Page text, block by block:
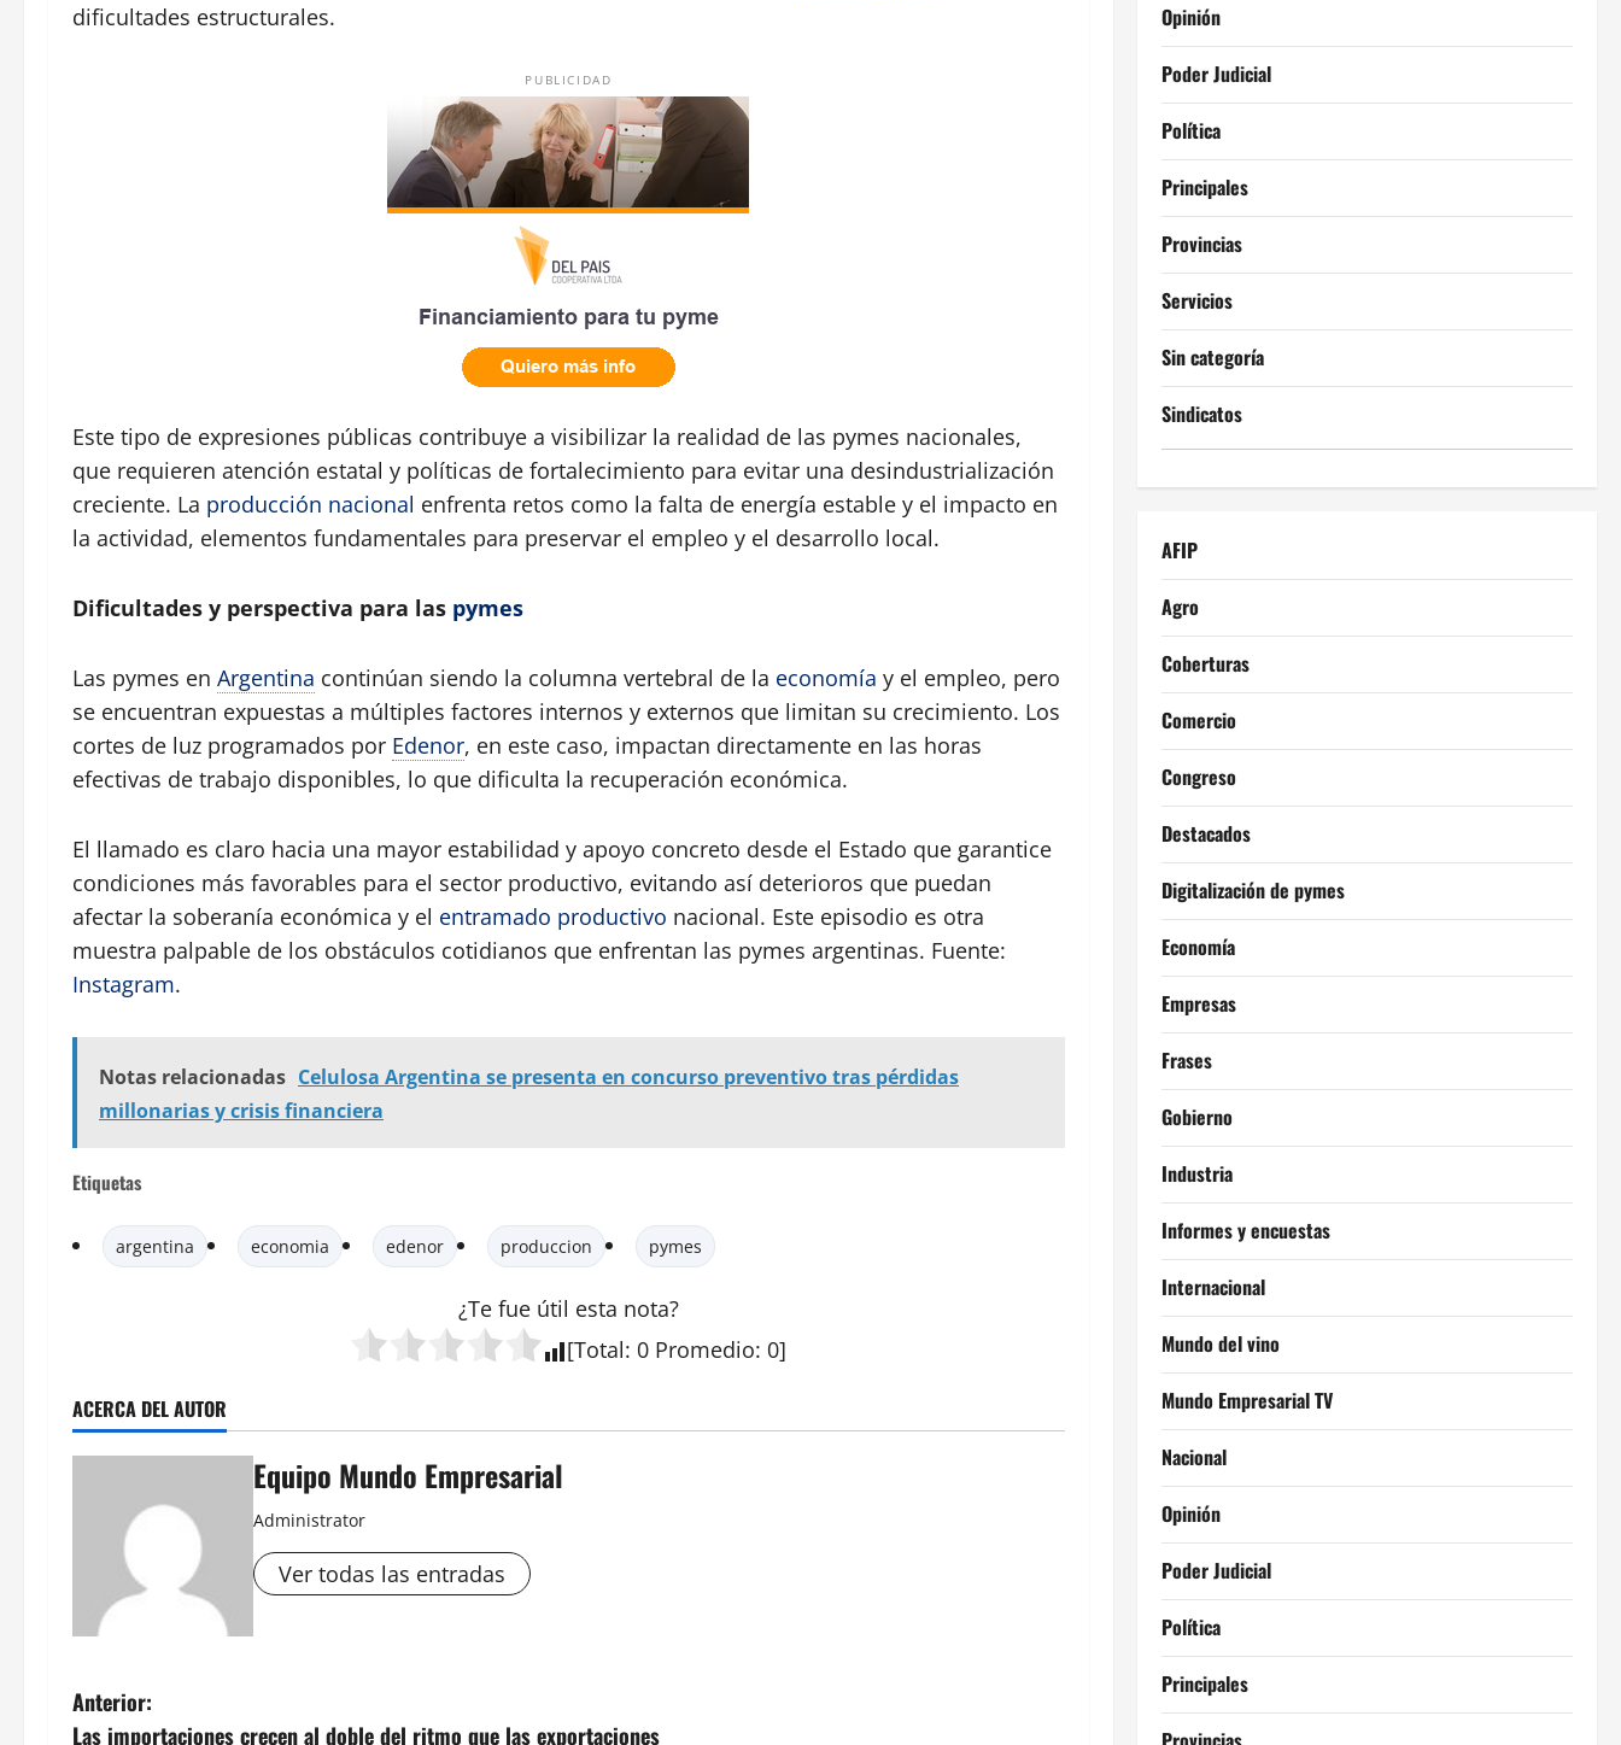
dificultades estructurales.
PUBLICIDAD
Este tipo de expresiones públicas contribuye a visibilizar la realidad de las pymes nacionales,
que requieren atención estatal y políticas de fortalecimiento para evitar una desindustrialización
creciente. La producción nacional enfrenta retos como la falta de energía estable y el impacto en
la actividad, elementos fundamentales para preservar el empleo y el desarrollo local.
Dificultades y perspectiva para las pymes
Las pymes en Argentina continúan siendo la columna vertebral de la economía y el empleo, pero
se encuentran expuestas a múltiples factores internos y externos que limitan su crecimiento. Los
cortes de luz programados por Edenor, en este caso, impactan directamente en las horas
efectivas de trabajo disponibles, lo que dificulta la recuperación económica.
El llamado es claro hacia una mayor estabilidad y apoyo concreto desde el Estado que garantice
condiciones más favorables para el sector productivo, evitando así deterioros que puedan
afectar la soberanía económica y el entramado productivo nacional. Este episodio es otra
muestra palpable de los obstáculos cotidianos que enfrentan las pymes argentinas. Fuente:
Instagram.
Notas relacionadas Celulosa Argentina se presenta en concurso preventivo tras pérdidas
millonarias y crisis financiera
Etiquetas
argentina economia edenor produccion pymes
¿Te fue útil esta nota?
[Total: 0 Promedio: 0]
ACERCA DEL AUTOR
Equipo Mundo Empresarial
Administrator
Ver todas las entradas
N
Anterior:
Las importaciones crecen al doble del ritmo que las exportaciones
Opinión
Poder Judicial
Política
Principales
Provincias
Servicios
Sin categoría
Sindicatos
AFIP
Agro
Coberturas
Comercio
Congreso
Destacados
Digitalización de pymes
Economía
Empresas
Frases
Gobierno
Industria
Informes y encuestas
Internacional
Mundo del vino
Mundo Empresarial TV
Nacional
Opinión
Poder Judicial
Política
Principales